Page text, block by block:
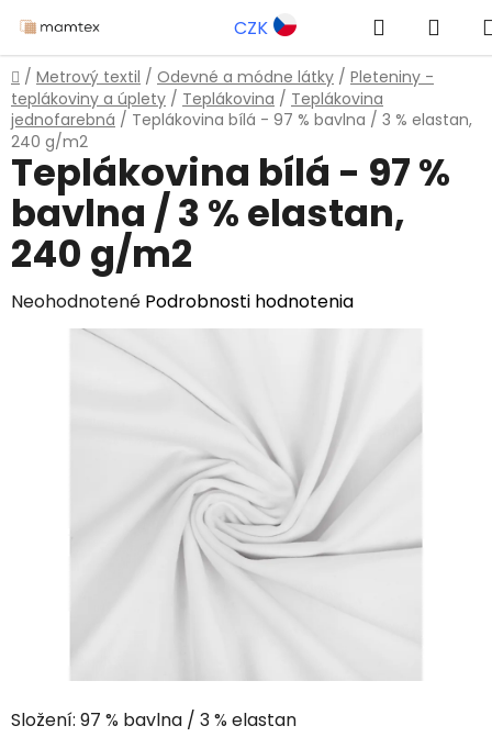
na
obsah
CZK Hľadať
Domov
/ Metrový textil / Odevné a módne látky / Pleteniny -
teplákoviny a úplety / Teplákovina / Teplákovina
jednofarebná / Teplákovina bílá - 97 % bavlna / 3 % elastan,
240 g/m2
Složení: 97 % bavlna / 3 % elastan
Teplákovina bílá - 97 %
bavlna / 3 % elastan,
240 g/m2
Priemerné
hodnotenie
Neohodnotené Podrobnosti hodnotenia